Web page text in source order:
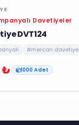
Davetiyeler
DVT124
#mercan davetiye
₺ 1000 Adet